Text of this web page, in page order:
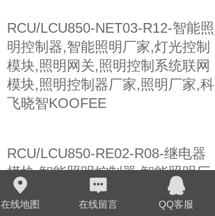
RCU/LCU850-NET03-R12-智能照
明控制器,智能照明厂家,灯光控制
模块,照明网关,照明控制系统联网
模块,照明控制器厂家,照明厂家,科
飞晓智KOOFEE
RCU/LCU850-RE02-R08-继电器
模块,智能照明控制器,智能照明厂
家,灯光控制模块,照明网关,照明控
制系统联网模块,照明控制器厂家,
在线地图 在线留言 QQ客服